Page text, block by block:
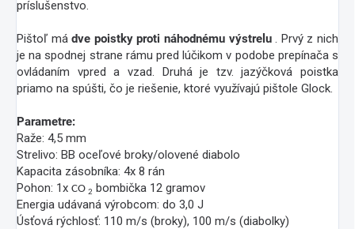
príslušenstvo.
Pištoľ mádve poistky proti náhodnému výstrelu. Prvý z nich
je na spodnej strane rámu pred lúčikom v podobe prepínača s
ovládaním vpred a vzad. Druhá je tzv. jazýčková poistka
priamo na spúšti, čo je riešenie, ktoré využívajú pištole Glock.
Parametre:
Raže: 4,5 mm
Strelivo: BB oceľové broky/olovené diabolo
Kapacita zásobníka: 4x 8 rán
Pohon: 1x CO 2 bombička 12 gramov
Energia udávaná výrobcom: do 3,0 J
Úsťová rýchlosť: 110 m/s (broky), 100 m/s (diabolky)